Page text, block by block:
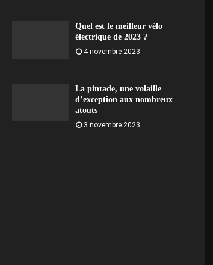
Quel est le meilleur vélo
électrique de 2023 ?
4 novembre 2023
La pintade, une volaille
d’exception aux nombreux
atouts
3 novembre 2023